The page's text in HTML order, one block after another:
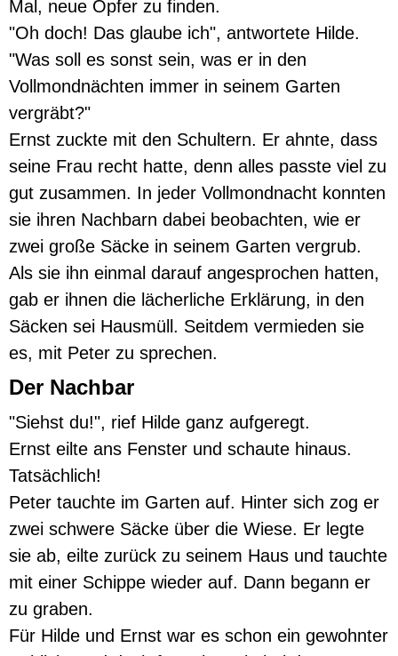
Mal, neue Opfer zu finden.
"Oh doch! Das glaube ich", antwortete Hilde.
"Was soll es sonst sein, was er in den
Vollmondnächten immer in seinem Garten
vergräbt?"
Ernst zuckte mit den Schultern. Er ahnte, dass
seine Frau recht hatte, denn alles passte viel zu
gut zusammen. In jeder Vollmondnacht konnten
sie ihren Nachbarn dabei beobachten, wie er
zwei große Säcke in seinem Garten vergrub.
Als sie ihn einmal darauf angesprochen hatten,
gab er ihnen die lächerliche Erklärung, in den
Säcken sei Hausmüll. Seitdem vermieden sie
es, mit Peter zu sprechen.
Der Nachbar
"Siehst du!", rief Hilde ganz aufgeregt.
Ernst eilte ans Fenster und schaute hinaus.
Tatsächlich!
Peter tauchte im Garten auf. Hinter sich zog er
zwei schwere Säcke über die Wiese. Er legte
sie ab, eilte zurück zu seinem Haus und tauchte
mit einer Schippe wieder auf. Dann begann er
zu graben.
Für Hilde und Ernst war es schon ein gewohnter